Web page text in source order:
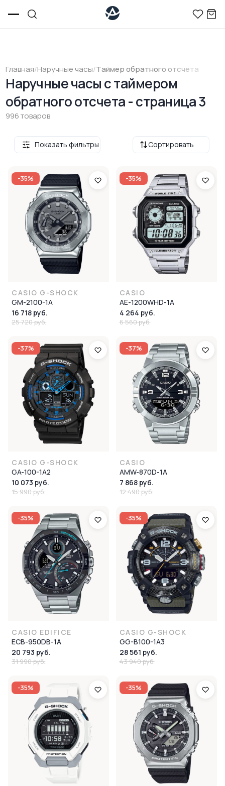
Главная/Наручные часы/Tаймер обратного отсчета
Наручные часы с таймером
обратного отсчета - страница 3
996 товаров
Сортировать
Показать фильтры
-35%
CASIO G-SHOCK
GM-2100-1A
16 718 руб.
25 720 руб.
-35%
CASIO
AE-1200WHD-1A
4 264 руб.
6 560 руб.
-37%
CASIO G-SHOCK
GA-100-1A2
10 073 руб.
15 990 руб.
-37%
CASIO
AMW-870D-1A
7 868 руб.
12 490 руб.
-35%
CASIO EDIFICE
ECB-950DB-1A
20 793 руб.
31 990 руб.
-35%
CASIO G-SHOCK
GG-B100-1A3
28 561 руб.
43 940 руб.
-35% -35%